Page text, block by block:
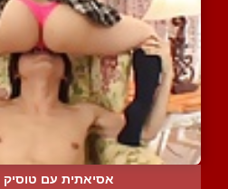
אסיאתית עם